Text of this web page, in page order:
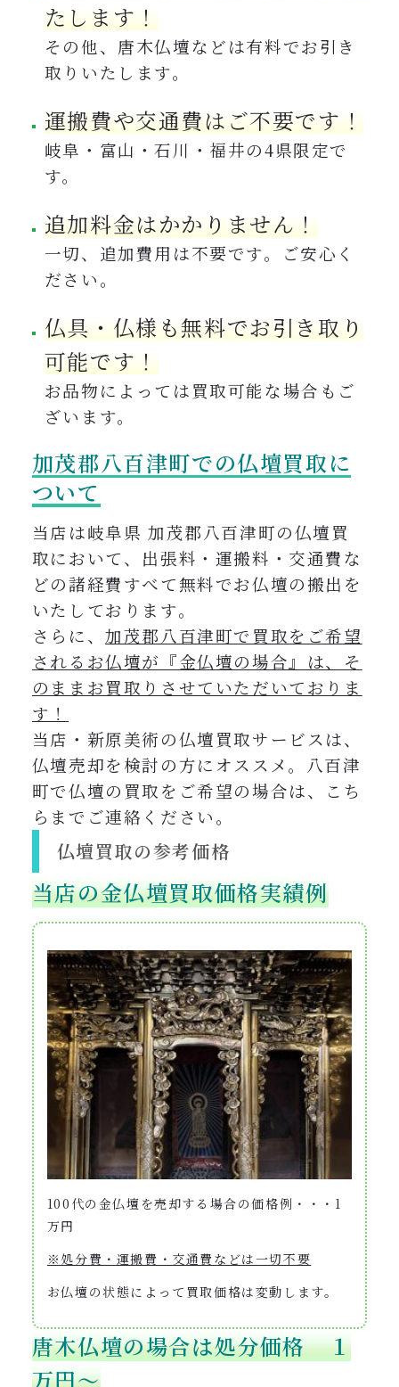
たします！
その他、唐木仏壇などは有料でお引き
取りいたします。
運搬費や交通費はご不要です！
岐阜・富山・石川・福井の4県限定で
す。
追加料金はかかりません！
一切、追加費用は不要です。ご安心く
ださい。
仏具・仏様も無料でお引き取り
可能です！
お品物によっては買取可能な場合もご
ざいます。
加茂郡八百津町での仏壇買取に
ついて
当店は岐阜県 加茂郡八百津町の仏壇買
取において、出張料・運搬料・交通費な
どの諸経費すべて無料でお仏壇の搬出を
いたしております。
さらに、加茂郡八百津町で買取をご希望
されるお仏壇が『金仏壇の場合』は、そ
のままお買取りさせていただいておりま
す！
当店・新原美術の仏壇買取サービスは、
仏壇売却を検討の方にオススメ。 八百津
町で仏壇の買取をご希望の場合は、こち
らまでご連絡ください。
仏壇買取の参考価格
当店の金仏壇買取価格実績例
100代の金仏壇を売却する場合の価格例・・・1
万円
※処分費・運搬費・交通費などは一切不要
お仏壇の状態によって買取価格は変動します。
唐木仏壇の場合は処分価格 １
万円〜